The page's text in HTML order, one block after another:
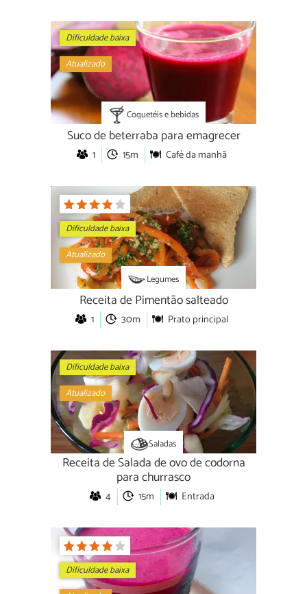
Dificuldade baixa
Atualizado
Coquetéis e bebidas
Suco de beterraba para emagrecer
1 15m Café da manhã
Dificuldade baixa
Atualizado
Legumes
Receita de Pimentão salteado
1 30m Prato principal
Dificuldade baixa
Atualizado
Saladas
Receita de Salada de ovo de codorna
para churrasco
4 15m Entrada
Dificuldade baixa